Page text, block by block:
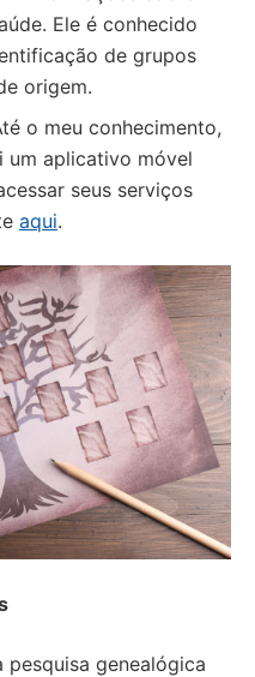
Ele é conhecido
de grupos
origem.
o meu conhecimento,
um aplicativo móvel
seus serviços
aqui.
genealógica